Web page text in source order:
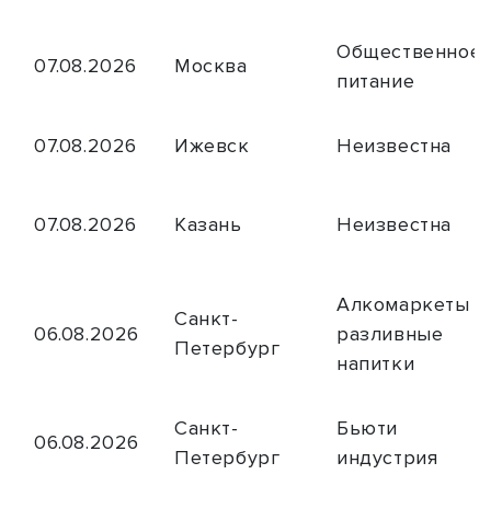
07.08.2026 Москва
Общественное
питание
07.08.2026 Ижевск Неизвестна
07.08.2026 Казань Неизвестна
06.08.2026
Санкт-
Петербург
Алкомаркеты и
разливные
напитки
06.08.2026
Санкт-
Петербург
Бьюти
индустрия